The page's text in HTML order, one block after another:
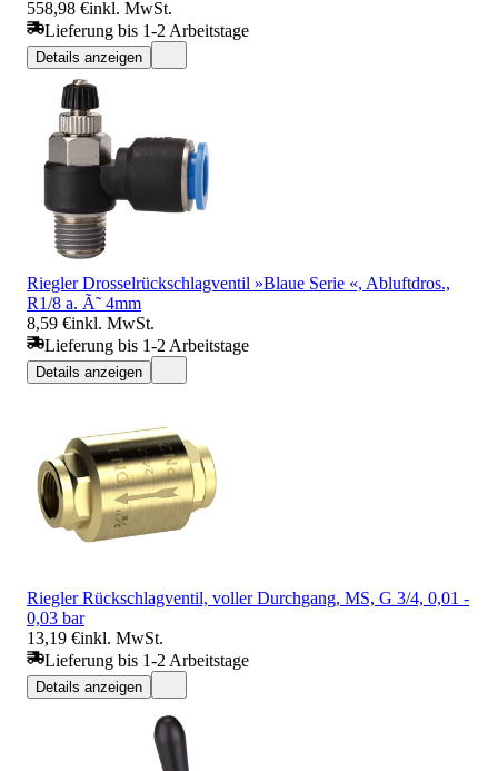
558,98 €inkl. MwSt.
Lieferung bis 1-2 Arbeitstage
Details anzeigen
Riegler Drosselrückschlagventil »Blaue Serie «, Abluftdros.,
R1/8 a. Ã˜ 4mm
8,59 €inkl. MwSt.
Lieferung bis 1-2 Arbeitstage
Details anzeigen
Riegler Rückschlagventil, voller Durchgang, MS, G 3/4, 0,01 -
0,03 bar
13,19 €inkl. MwSt.
Lieferung bis 1-2 Arbeitstage
Details anzeigen